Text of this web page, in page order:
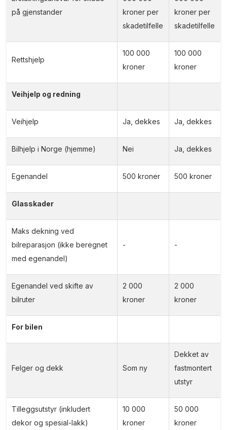
på gjenstander
kroner per
skadetilfelle
kroner per
skadetilfelle
Rettshjelp
100 000
kroner
100 000
kroner
Veihjelp og redning
Veihjelp Ja, dekkes Ja, dekkes
Bilhjelp i Norge (hjemme) Nei Ja, dekkes
Egenandel 500 kroner 500 kroner
Glasskader
Maks dekning ved
bilreparasjon (ikke beregnet
med egenandel)
- -
Egenandel ved skifte av
bilruter
2 000
kroner
2 000
kroner
For bilen
Felger og dekk Som ny
Dekket av
fastmontert
utstyr
Tilleggsutstyr (inkludert
dekor og spesial-lakk)
10 000
kroner
50 000
kroner